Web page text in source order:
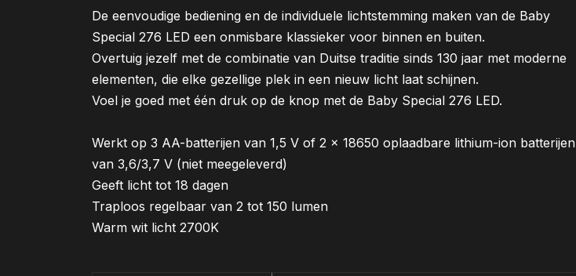
De eenvoudige bediening en de individuele lichtstemming maken van de Baby
Special 276 LED een onmisbare klassieker voor binnen en buiten.
Overtuig jezelf met de combinatie van Duitse traditie sinds 130 jaar met moderne
elementen, die elke gezellige plek in een nieuw licht laat schijnen.
Voel je goed met één druk op de knop met de Baby Special 276 LED.
Werkt op 3 AA-batterijen van 1,5 V of 2 x 18650 oplaadbare lithium-ion batterijen
van 3,6/3,7 V (niet meegeleverd)
Geeft licht tot 18 dagen
Traploos regelbaar van 2 tot 150 lumen
Warm wit licht 2700K